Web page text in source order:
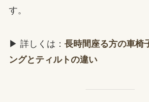
す。
▶ 詳しくは： 長時間座る方の車椅
ングとティルトの違い